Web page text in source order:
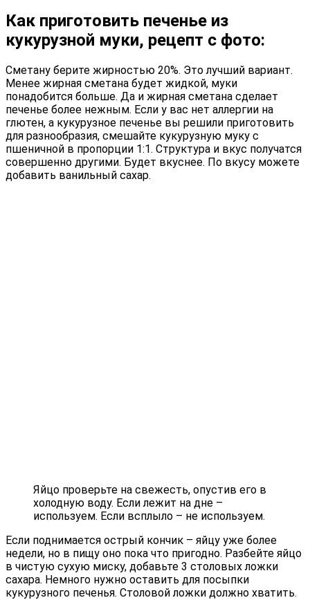
Как приготовить печенье из
кукурузной муки, рецепт с фото:
Сметану берите жирностью 20%. Это лучший вариант.
Менее жирная сметана будет жидкой, муки
понадобится больше. Да и жирная сметана сделает
печенье более нежным. Если у вас нет аллергии на
глютен, а кукурузное печенье вы решили приготовить
для разнообразия, смешайте кукурузную муку с
пшеничной в пропорции 1:1. Структура и вкус получатся
совершенно другими. Будет вкуснее. По вкусу можете
добавить ванильный сахар.
Яйцо проверьте на свежесть, опустив его в
холодную воду. Если лежит на дне –
используем. Если всплыло – не используем.
Если поднимается острый кончик – яйцу уже более
недели, но в пищу оно пока что пригодно. Разбейте яйцо
в чистую сухую миску, добавьте 3 столовых ложки
сахара. Немного нужно оставить для посыпки
кукурузного печенья. Столовой ложки должно хватить.